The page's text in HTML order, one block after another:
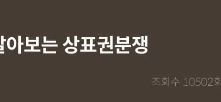
보는 상표권분쟁
조회수 10502회